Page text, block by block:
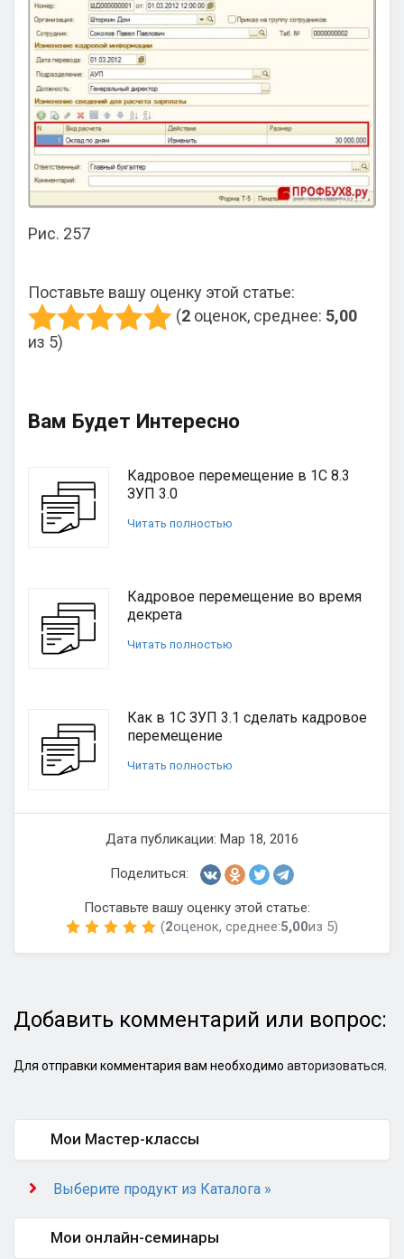
Рис. 257
Поставьте вашу оценку этой статье:
(2 оценок, среднее: 5,00
из 5)
Вам Будет Интересно
Кадровое перемещение в 1С 8.3
ЗУП 3.0
Читать полностью
Кадровое перемещение во время
декрета
Читать полностью
Как в 1С ЗУП 3.1 сделать кадровое
перемещение
Читать полностью
Дата публикации: Мар 18, 2016
Поделиться:
Поставьте вашу оценку этой статье:
(2оценок, среднее:5,00из 5)
Добавить комментарий или вопрос:
Для отправки комментария вам необходимо авторизоваться
Мои Мастер-классы
Выберите продукт из Каталога »
Мои онлайн-семинары